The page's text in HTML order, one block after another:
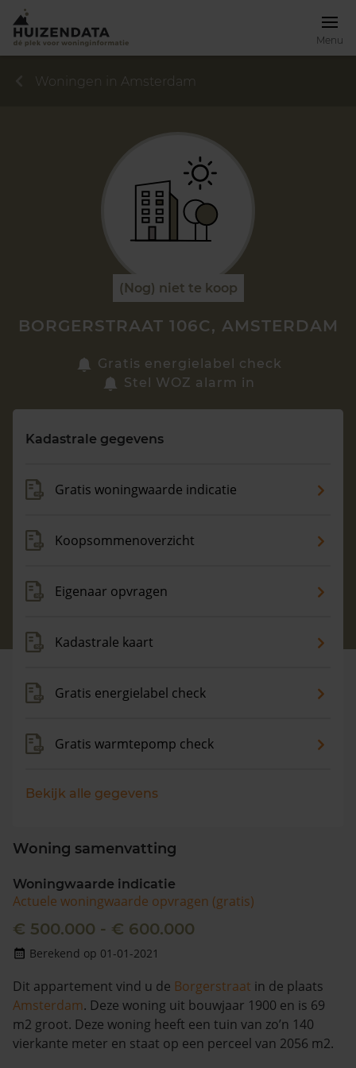
Menu
Zoek een woning
Maandag t/m vrijdag - 08:00 -18:00
Woningen in Amsterdam
(Nog) niet te koop
BORGERSTRAAT 106C, AMSTERDAM
Gratis energielabel check
Stel WOZ alarm in
Kadastrale gegevens
Gratis woningwaarde indicatie
Koopsommenoverzicht
Eigenaar opvragen
Kadastrale kaart
Gratis energielabel check
Gratis warmtepomp check
Bekijk alle gegevens
Woning samenvatting
Woningwaarde indicatie
Actuele woningwaarde opvragen (gratis)
€ 500.000 - € 600.000
Berekend op 01-01-2021
Dit appartement vind u de Borgerstraat in de plaats
Amsterdam. Deze woning uit bouwjaar 1900 en is 69
m2 groot. Deze woning heeft een tuin van zo’n 140
vierkante meter en staat op een perceel van 2056 m2.